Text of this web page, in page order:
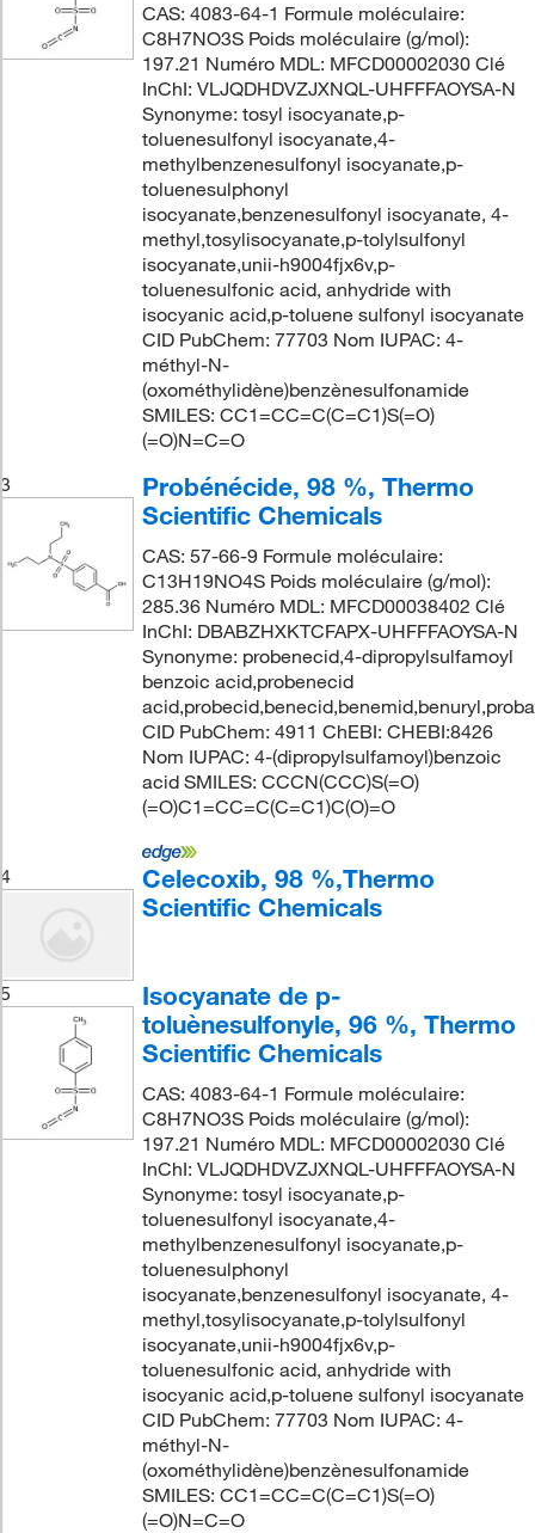
CAS: 4083-64-1 Formule moléculaire:
C8H7NO3S Poids moléculaire (g/mol):
197.21 Numéro MDL: MFCD00002030 Clé
InChI: VLJQDHDVZJXNQL-UHFFFAOYSA-N
Synonyme: tosyl isocyanate,p-
toluenesulfonyl isocyanate,4-
methylbenzenesulfonyl isocyanate,p-
toluenesulphonyl
isocyanate,benzenesulfonyl isocyanate, 4-
methyl,tosylisocyanate,p-tolylsulfonyl
isocyanate,unii-h9004fjx6v,p-
toluenesulfonic acid, anhydride with
isocyanic acid,p-toluene sulfonyl isocyanate
CID PubChem: 77703 Nom IUPAC: 4-
méthyl-N-
(oxométhylidène)benzènesulfonamide
SMILES: CC1=CC=C(C=C1)S(=O)
(=O)N=C=O
3
Probénécide, 98 %, Thermo
Scientific Chemicals
CAS: 57-66-9 Formule moléculaire:
C13H19NO4S Poids moléculaire (g/mol):
285.36 Numéro MDL: MFCD00038402 Clé
InChI: DBABZHXKTCFAPX-UHFFFAOYSA-N
Synonyme: probenecid,4-dipropylsulfamoyl
benzoic acid,probenecid
CID PubChem: 4911 ChEBI: CHEBI:8426
Nom IUPAC: 4-(dipropylsulfamoyl)benzoic
acid SMILES: CCCN(CCC)S(=O)
(=O)C1=CC=C(C=C1)C(O)=O
4
Celecoxib, 98 %,Thermo
Scientific Chemicals
5
Isocyanate de p-
toluènesulfonyle, 96 %, Thermo
Scientific Chemicals
CAS: 4083-64-1 Formule moléculaire:
C8H7NO3S Poids moléculaire (g/mol):
197.21 Numéro MDL: MFCD00002030 Clé
InChI: VLJQDHDVZJXNQL-UHFFFAOYSA-N
Synonyme: tosyl isocyanate,p-
toluenesulfonyl isocyanate,4-
methylbenzenesulfonyl isocyanate,p-
toluenesulphonyl
isocyanate,benzenesulfonyl isocyanate, 4-
methyl,tosylisocyanate,p-tolylsulfonyl
isocyanate,unii-h9004fjx6v,p-
toluenesulfonic acid, anhydride with
isocyanic acid,p-toluene sulfonyl isocyanate
CID PubChem: 77703 Nom IUPAC: 4-
méthyl-N-
(oxométhylidène)benzènesulfonamide
SMILES: CC1=CC=C(C=C1)S(=O)
(=O)N=C=O